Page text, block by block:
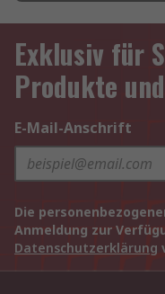
Exklusiv für
Produkte
E-Mail-Anschrift
Die
Anmeldung zur
Datenschutzerklärung